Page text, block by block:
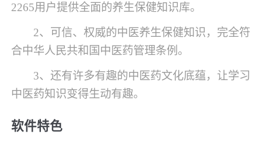
2265用户提供全面的养生保健知识库。
2、可信、权威的中医养生保健知识，完全符
合中华人民共和国中医药管理条例。
3、还有许多有趣的中医药文化底蕴，让学习
中医药知识变得生动有趣。
软件特色